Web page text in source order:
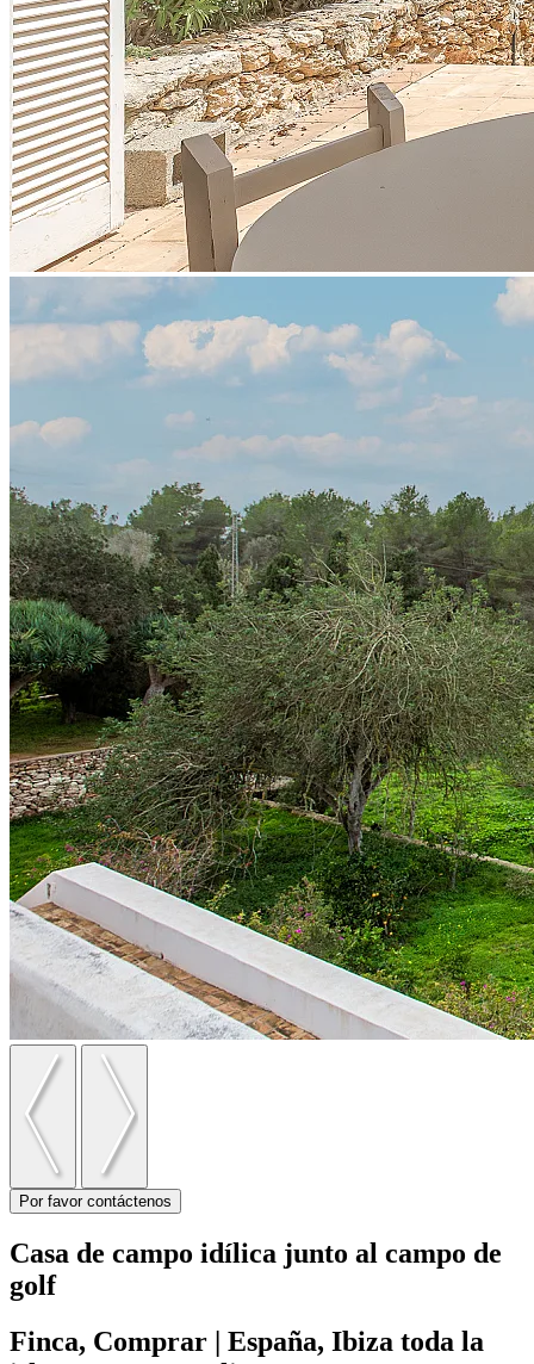
Por favor contáctenos
Casa de campo idílica junto al campo de
golf
Finca, Comprar | España, Ibiza toda la